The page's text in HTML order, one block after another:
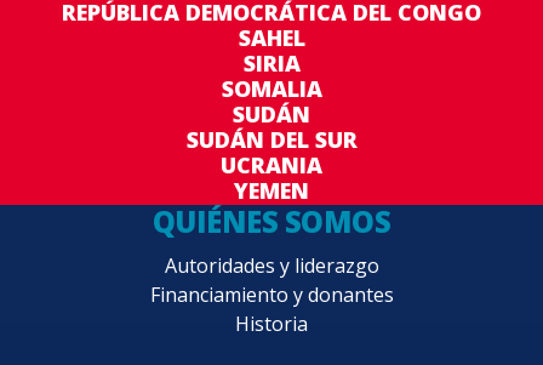
REPÚBLICA DEMOCRÁTICA DEL CONGO
SAHEL
SIRIA
SOMALIA
SUDÁN
SUDÁN DEL SUR
UCRANIA
YEMEN
QUIÉNES SOMOS
Autoridades y liderazgo
Financiamiento y donantes
Historia